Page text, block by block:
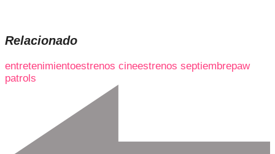
Relacionado
entretenimientoestrenos cineestrenos septiembrepaw
patrols